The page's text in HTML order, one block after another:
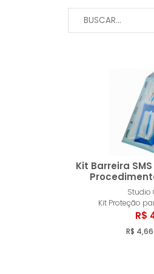
Kit Barreira
Studio
Kit Proteção
R$
R$ 4,66